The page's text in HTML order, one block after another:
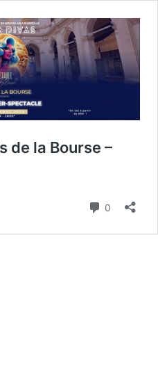
de la Bourse –
0